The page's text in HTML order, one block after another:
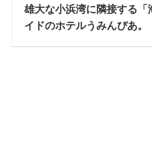
雄大な小浜湾に隣接する「
イドのホテルうみんぴあ。